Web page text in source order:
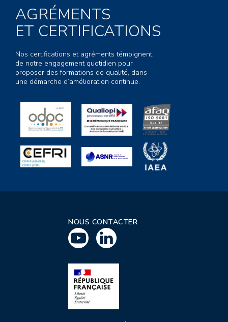
AGRÉMENTS
ET CERTIFICATIONS
Nos certifications et agréments témoignent
de notre engagement quotidien pour
proposer des formations de qualité, dans
une démarche d’amélioration continue.
NOUS CONTACTER